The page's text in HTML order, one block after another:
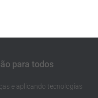
para todos
e aplicando tecnologias